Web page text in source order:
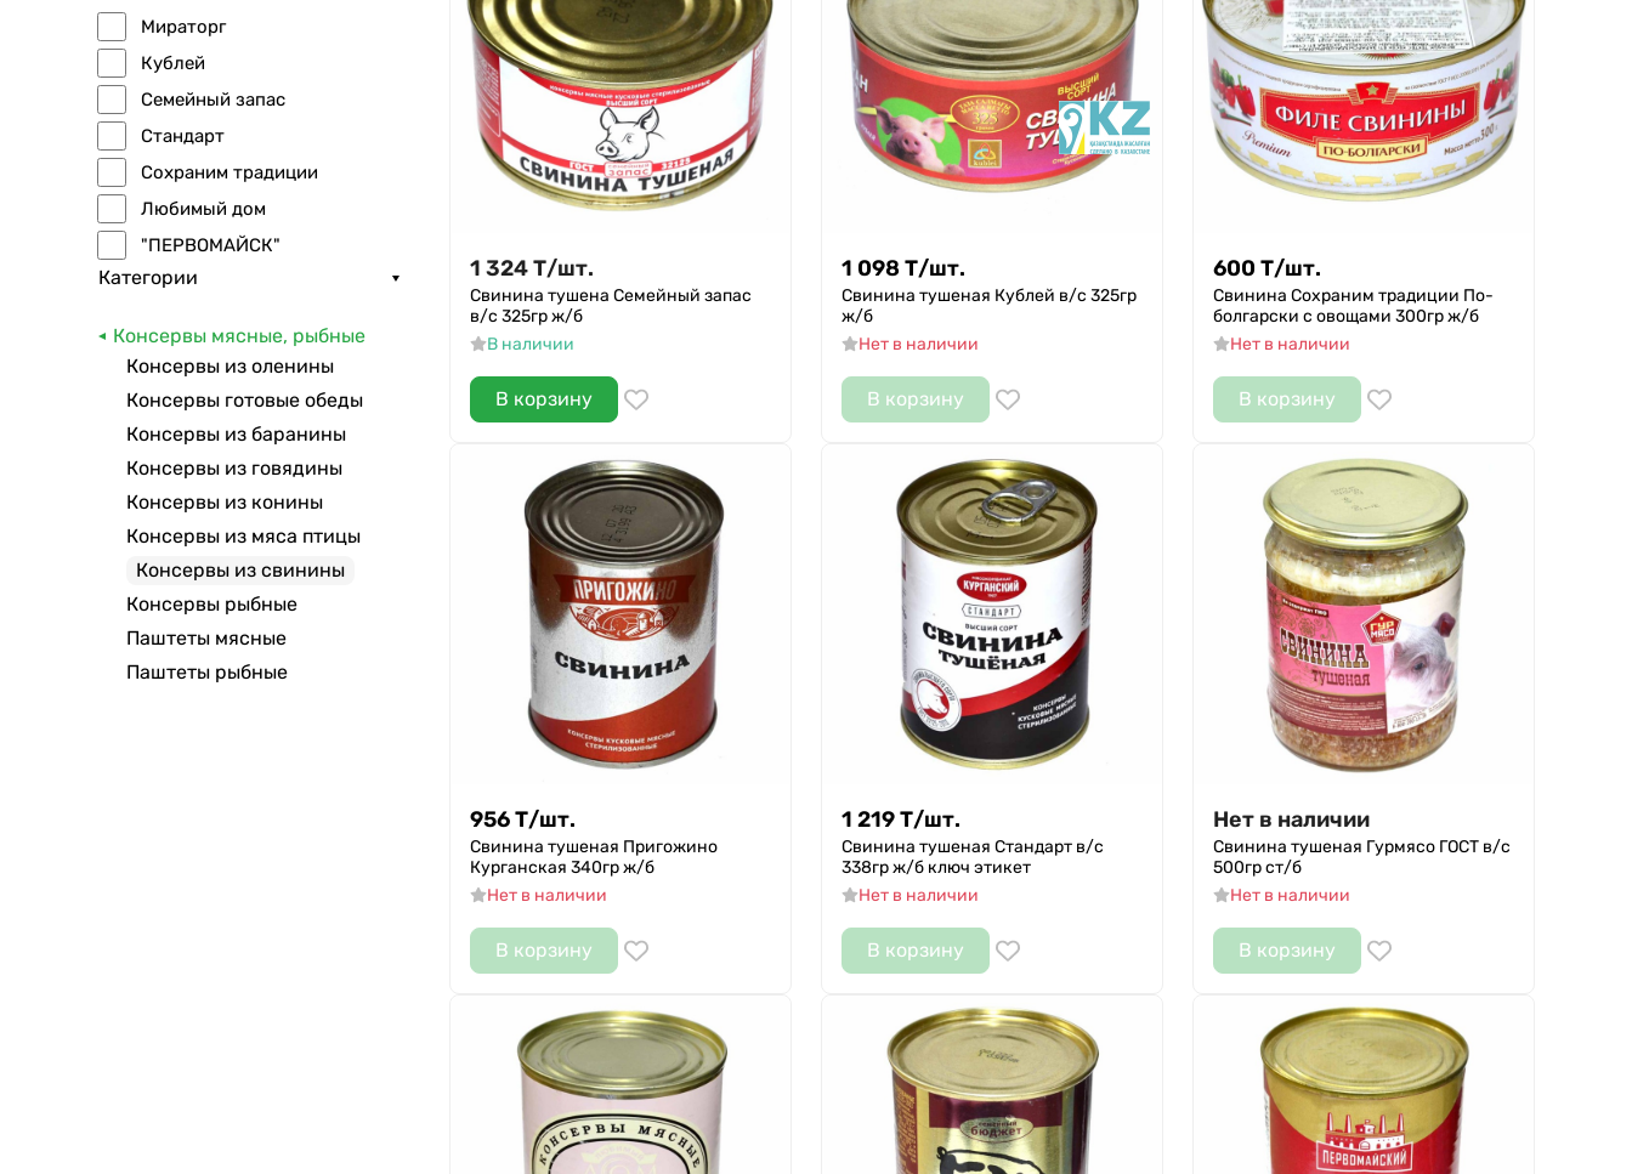
Мираторг
Кублей
Семейный запас
Стандарт
Сохраним традиции
Любимый дом
"ПЕРВОМАЙСК"
Семейный Бюджет
Орский Мясокомбинат
Смоленская
Категории
Консервы мясные, рыбные
Консервы из оленины
Консервы готовые обеды
Консервы из баранины
Консервы из говядины
Консервы из конины
Консервы из мяса птицы
Консервы из свинины
Консервы рыбные
Паштеты мясные
Паштеты рыбные
1 324Т/шт.
Свинина тушена Семейный запас
в/с 325гр ж/б
В наличии
В корзину
1 098 Т/шт.
Свинина тушеная Кублей в/с 325гр
ж/б
Нет в наличии
В корзину
600 Т/шт.
Свинина Сохраним традиции По-
болгарски с овощами 300гр ж/б
Нет в наличии
В корзину
956Т/шт.
Свинина тушеная Пригожино
Курганская 340гр ж/б
Нет в наличии
В корзину
1 219Т/шт.
Свинина тушеная Стандарт в/с
338гр ж/б ключ этикет
Нет в наличии
В корзину
Нет в наличии
Свинина тушеная Гурмясо ГОСТ в/с
500гр ст/б
Нет в наличии
В корзину